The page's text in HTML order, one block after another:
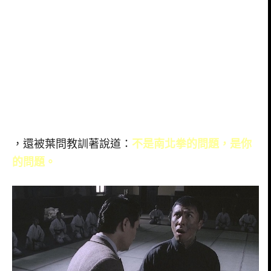
，還被葉問教訓著說道： 不是南北拳的問題，是你
的問題。